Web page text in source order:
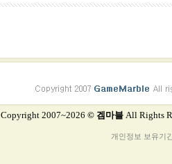
Copyright 2007~2026 © 겜마블 All Rights
개인정보 보유기